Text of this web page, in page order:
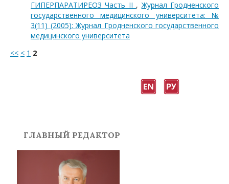
ГИПЕРПАРАТИРЕОЗ Часть II ,Журнал Гродненского
государственного медицинского университета: №
3(11) (2005): Журнал Гродненского государственного
медицинского университета
<< < 1 2
ГЛАВНЫЙ РЕДАКТОР